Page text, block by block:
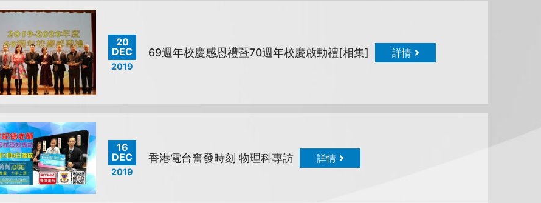
20
DEC
2019
69週年校慶感恩禮暨70週年校慶啟動禮[相集] 詳情
16
DEC
2019
香港電台奮發時刻 物理科專訪 詳情